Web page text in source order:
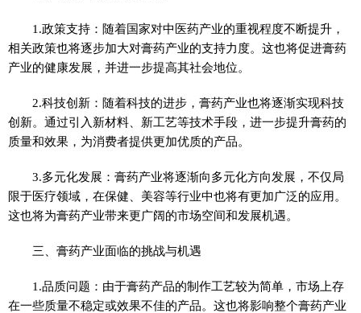
1.政策支持：随着国家对中医药产业的重视程度不断提升，
相关政策也将逐步加大对膏药产业的支持力度。这也将促进膏药
产业的健康发展，并进一步提高其社会地位。
2.科技创新：随着科技的进步，膏药产业也将逐渐实现科技
创新。通过引入新材料、新工艺等技术手段，进一步提升膏药的
质量和效果，为消费者提供更加优质的产品。
3.多元化发展：膏药产业将逐渐向多元化方向发展，不仅局
限于医疗领域，在保健、美容等行业中也将有更加广泛的应用。
这也将为膏药产业带来更广阔的市场空间和发展机遇。
三、膏药产业面临的挑战与机遇
1.品质问题：由于膏药产品的制作工艺较为简单，市场上存
在一些质量不稳定或效果不佳的产品。这也将影响整个膏药产业